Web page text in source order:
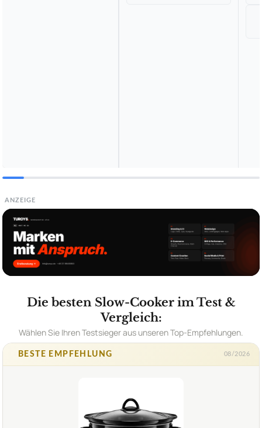
ANZEIGE
Die besten Slow-Cooker im Test &
Vergleich:
Wählen Sie Ihren Testsieger aus unseren Top-Empfehlungen.
BESTE EMPFEHLUNG 08/2026